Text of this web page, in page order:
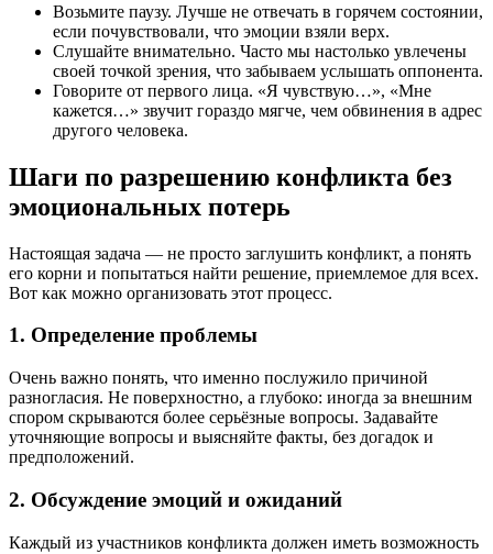
Возьмите паузу. Лучше не отвечать в горячем состоянии,
если почувствовали, что эмоции взяли верх.
Слушайте внимательно. Часто мы настолько увлечены
своей точкой зрения, что забываем услышать оппонента.
Говорите от первого лица. «Я чувствую…», «Мне
кажется…» звучит гораздо мягче, чем обвинения в адрес
другого человека.
Шаги по разрешению конфликта без
эмоциональных потерь
Настоящая задача — не просто заглушить конфликт, а понять
его корни и попытаться найти решение, приемлемое для всех.
Вот как можно организовать этот процесс.
1. Определение проблемы
Очень важно понять, что именно послужило причиной
разногласия. Не поверхностно, а глубоко: иногда за внешним
спором скрываются более серьёзные вопросы. Задавайте
уточняющие вопросы и выясняйте факты, без догадок и
предположений.
2. Обсуждение эмоций и ожиданий
Каждый из участников конфликта должен иметь возможность